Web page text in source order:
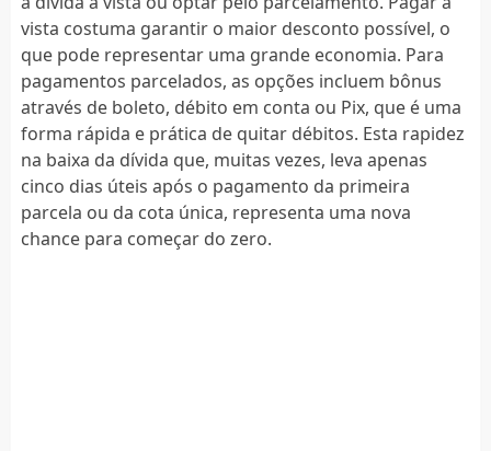
vista costuma garantir o maior desconto possível, o
que pode representar uma grande economia. Para
pagamentos parcelados, as opções incluem bônus
através de boleto, débito em conta ou Pix, que é uma
forma rápida e prática de quitar débitos. Esta rapidez
na baixa da dívida que, muitas vezes, leva apenas
cinco dias úteis após o pagamento da primeira
parcela ou da cota única, representa uma nova
chance para começar do zero.